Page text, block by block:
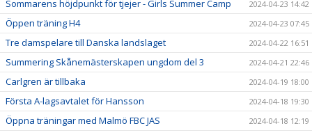
Sommarens höjdpunkt för tjejer - Girls Summer Camp 2024-04-23 14:42
Öppen träning H4 2024-04-23 07:45
Tre damspelare till Danska landslaget 2024-04-22 16:51
Summering Skånemästerskapen ungdom del 3 2024-04-21 22:46
Carlgren är tillbaka 2024-04-19 18:00
Första A-lagsavtalet för Hansson 2024-04-18 19:30
Öppna träningar med Malmö FBC JAS 2024-04-18 12:19